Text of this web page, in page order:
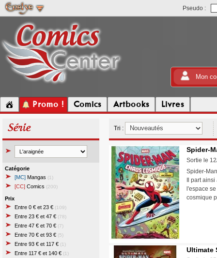
Pseudo :
Mon
Promo ! Comics Artbooks Livres
Série
Catégorie
[MC] Mangas (1)
[CC] Comics (200)
Prix
Entre 0 € et 23 € (109)
Entre 23 € et 47 € (78)
Entre 47 € et 70 € (7)
Entre 70 € et 93 € (5)
Entre 93 € et 117 € (1)
Entre 117 € et 140 € (1)
Tri :
Spider-
Sortie le
Spider-
Il part
l'espace
cosmique
Ultimate